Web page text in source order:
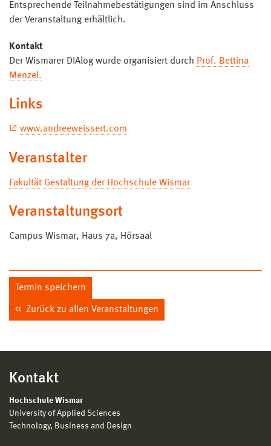
Entsprechende Teilnahmebestätigungen sind im Anschluss
der Veranstaltung erhältlich.
Kontakt
Der Wismarer DIAlog wurde organisiert durch Prof. Bettina
Menzel.
Links
www.andreeweissert.com
Veranstalter
Fakultät Gestaltung der Hochschule Wismar
Veranstaltungsort
Campus Wismar, Haus 7a, Hörsaal
Termin speichern
Zurück zu allen Veranstaltungen
Kontakt
Hochschule Wismar
University of Applied Sciences
Technology, Business and Design